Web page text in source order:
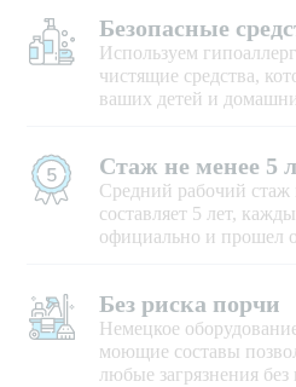
Безопасные
Используем
чистящие средства,
ваших детей и
Стаж не менее 5
Средний рабочий
составляет 5 лет,
официально и прошел
Без риска порчи
Немецкое
моющие составы
любые загрязнения